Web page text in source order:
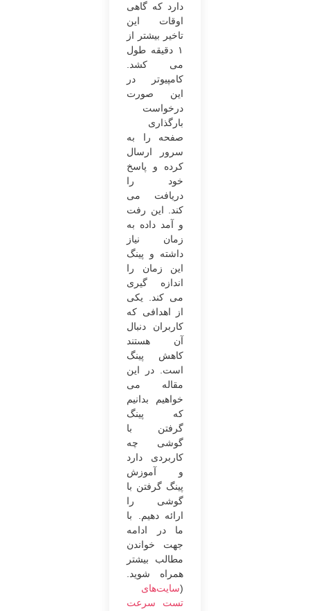
دارد که گاهی
اوقات این
تاخیر بیشتر از
۱ دقیقه طول
می‌ کشد.
کامپیوتر در
این ‌صورت
درخواست
بارگذاری
صفحه را به
سرور ارسال
کرده و پاسخ
خود را
دریافت می‌
کند. این رفت‌
و آمد داده به
زمان نیاز
داشته و پینگ
این زمان را
اندازه‌ گیری
می‌ کند. یکی
از اهدافی که
کاربران دنبال
آن هستند
کاهش پینگ
است. در این
مقاله می
‌خواهیم بدانیم
که پینگ
گرفتن با
گوشی چه
کاربردی دارد
و آموزش
پینگ گرفتن با
گوشی را
ارائه دهیم. با
ما در ادامه
جهت خواندن
مطالب بیشتر
همراه شوید.
(سایت‌های
تست سرعت